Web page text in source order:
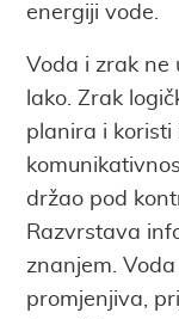
energiji vode.
Voda i zrak ne
lako. Zrak
planira i koristi
držao pod
Razvrstava
znanjem. Voda
promjenjiva,